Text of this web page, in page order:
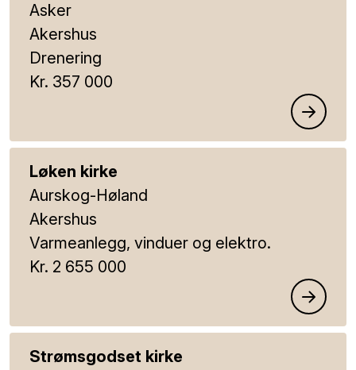
Asker
Akershus
Drenering
Kr. 357 000
Løken kirke
Aurskog-Høland
Akershus
Varmeanlegg, vinduer og elektro.
Kr. 2 655 000
Strømsgodset kirke